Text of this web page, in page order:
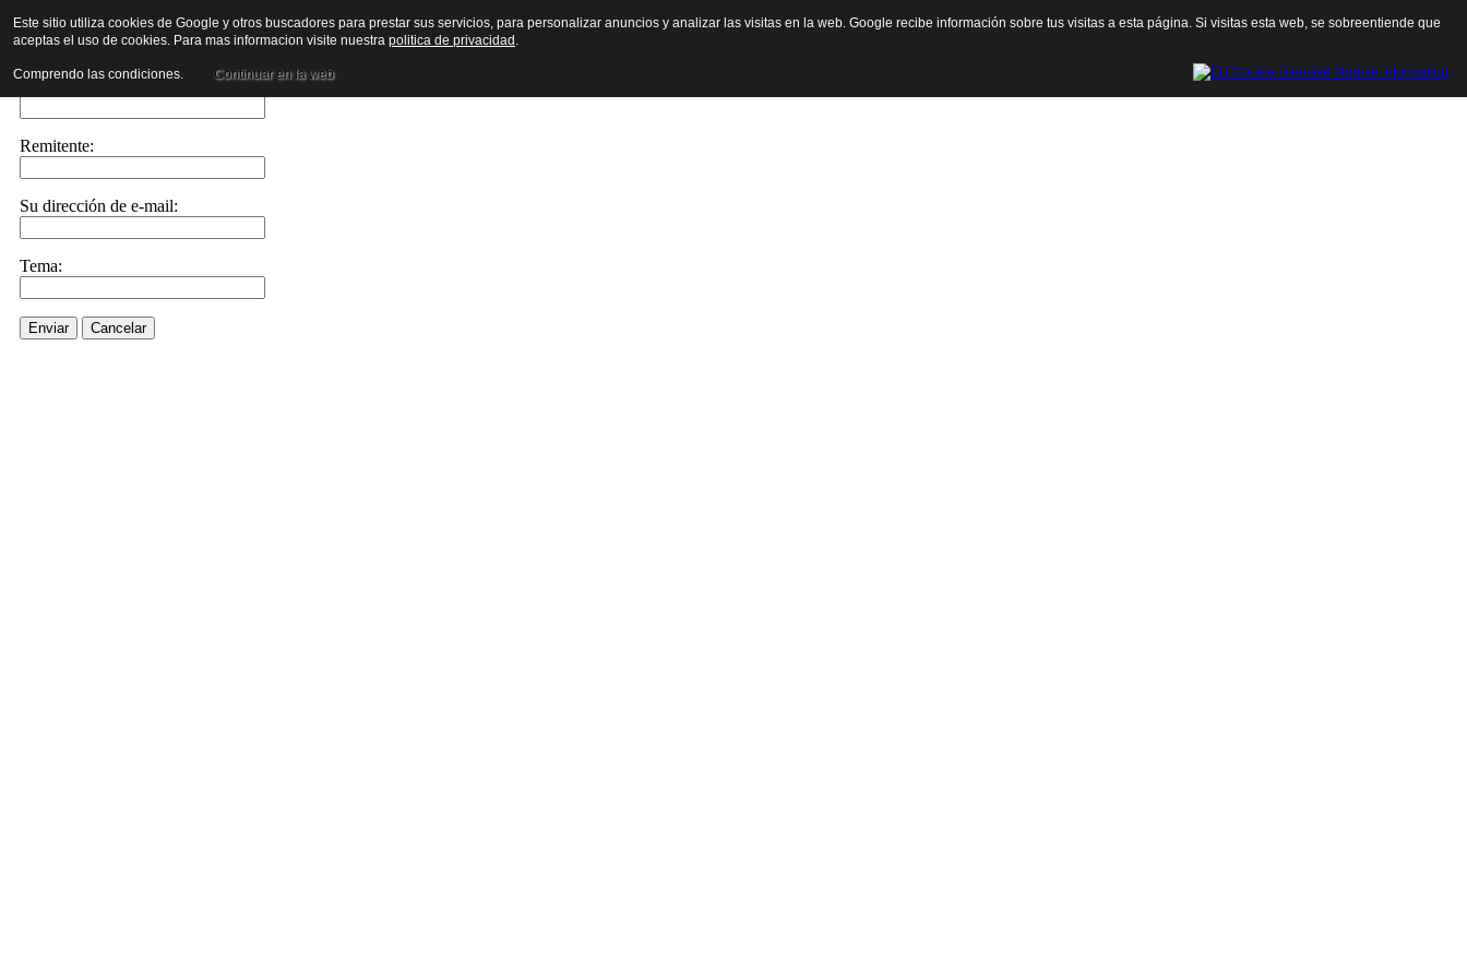
Cerrar esta ventana
Enviar este enlace a un amigo por e-mail
Enviar e-mail a::
Remitente:
Su dirección de e-mail:
Tema:
Enviar Cancelar
Este sitio utiliza cookies de Google y otros buscadores para prestar sus servicios, para personalizar anuncios y analizar las visitas en la web. Google recibe información sobre tus visitas a esta página. Si visitas esta web, se sobreentiende que
aceptas el uso de cookies. Para mas informacion visite nuestra politica de privacidad .
Comprendo las condiciones. Continuar en la web